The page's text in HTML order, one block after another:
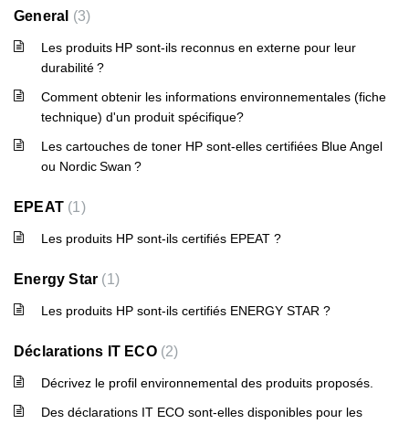
General 3
Les produits HP sont-ils reconnus en externe pour leur
durabilité ?
Comment obtenir les informations environnementales (fiche
technique) d'un produit spécifique?
Les cartouches de toner HP sont-elles certifiées Blue Angel
ou Nordic Swan ?
EPEAT 1
Les produits HP sont-ils certifiés EPEAT ?
Energy Star 1
Les produits HP sont-ils certifiés ENERGY STAR ?
Déclarations IT ECO 2
Décrivez le profil environnemental des produits proposés.
Des déclarations IT ECO sont-elles disponibles pour les